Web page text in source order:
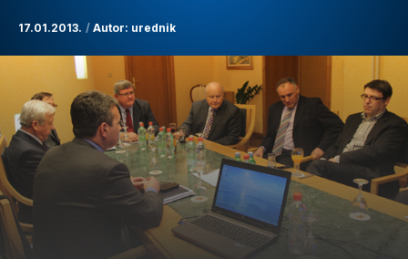
17.01.2013. Autor: urednik